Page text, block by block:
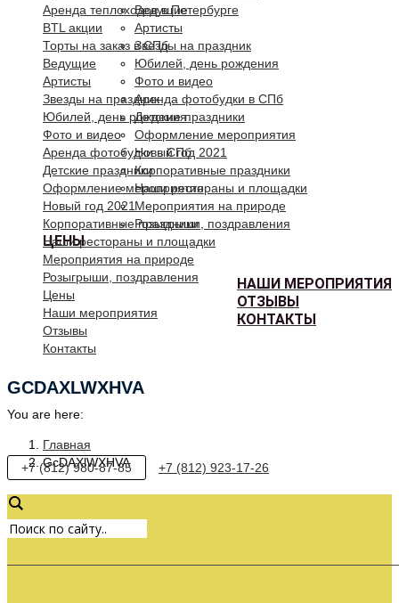
Ведущие
Артисты
Звезды на праздник
Юбилей, день рождения
Фото и видео
Аренда фотобудки в СПб
Детские праздники
Оформление мероприятия
Новый год 2021
Корпоративные праздники
Наши рестораны и площадки
Мероприятия на природе
Розыгрыши, поздравления
ЦЕНЫ
НАШИ МЕРОПРИЯТИЯ
ОТЗЫВЫ
КОНТАКТЫ
Аренда теплоходов в Петербурге
BTL акции
Торты на заказ в СПб
Ведущие
Артисты
Звезды на праздник
Юбилей, день рождения
Фото и видео
Аренда фотобудки в СПб
Детские праздники
Оформление мероприятия
Новый год 2021
Корпоративные праздники
Наши рестораны и площадки
Мероприятия на природе
Розыгрыши, поздравления
Цены
Наши мероприятия
Отзывы
Контакты
GCDAXLWXHVA
You are here:
Главная
GcDAXlWXHVA
+7 (812) 980-87-85 +7 (812) 923-17-26